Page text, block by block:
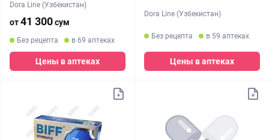
Dora Line (Узбекистан)
от41 300сум
Без рецепта в 69 аптеках
Цены в аптеках
Dora Line (Узбекистан)
Без рецепта в 59 аптеках
Цены в аптеках